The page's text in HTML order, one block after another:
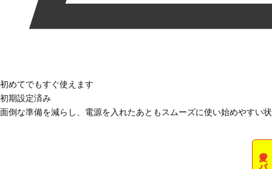
初めてでもすぐ使えます
初期設定済み
面倒な準備を減らし、電源を入れたあともスムーズに使い始めやすい